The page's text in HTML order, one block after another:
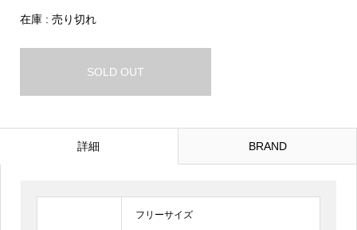
在庫 : 売り切れ
SOLD OUT
詳細 BRAND
フリーサイズ